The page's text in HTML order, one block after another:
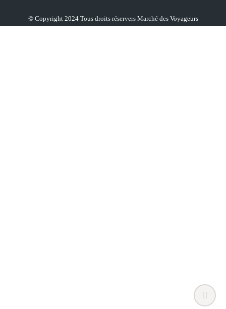
© Copyright 2024 Tous droits réservers Marché des Voyageurs